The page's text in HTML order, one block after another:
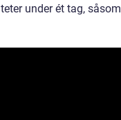
under ét tag,